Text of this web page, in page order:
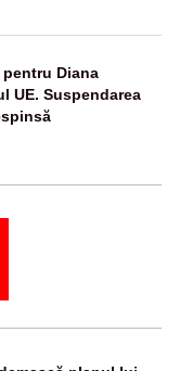
Diana
UE. Suspendarea